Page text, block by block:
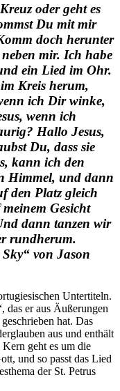
oder geht es
Du mit mir
doch herunter
mir. Ich habe
ein Lied im Ohr.
Kreis herum,
ich Dir winke,
wenn ich
Hallo Jesus,
Du, dass sie
kann ich den
Himmel, und dann
den Platz gleich
Gesicht
dann tanzen wir
rundherum.
von Jason
Untertiteln.
das er aus Äußerungen
hat. Das
aus und enthält
geht es um die
und so passt das Lied
der St. Petrus